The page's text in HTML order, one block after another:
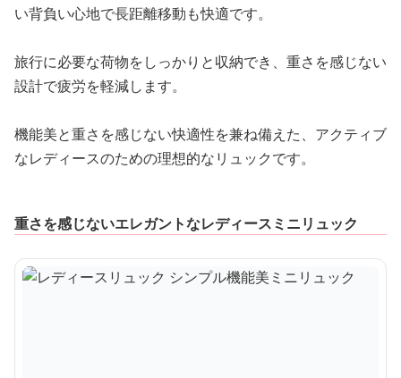
い背負い心地で長距離移動も快適です。
旅行に必要な荷物をしっかりと収納でき、重さを感じない
設計で疲労を軽減します。
機能美と重さを感じない快適性を兼ね備えた、アクティブ
なレディースのための理想的なリュックです。
重さを感じないエレガントなレディースミニリュック